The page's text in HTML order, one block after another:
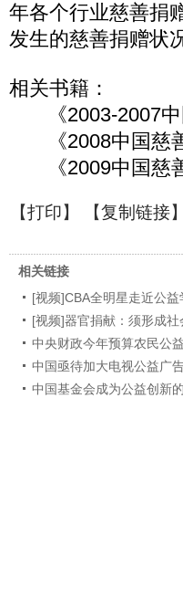
年各个行业慈善捐
发生的慈善捐赠状
相关书籍：
《2003-2007中
《2008中国慈善
《2009中国慈善
【打印】 【复制链接
相关链接
[视频]CBA全明星走近公益
[视频]器官捐献：须形成
中央财政今年预算农民公
中国亟待加大电视公益广
中国基金会成为公益创新